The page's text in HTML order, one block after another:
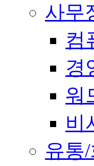
사무
컴
경
워
비
유통